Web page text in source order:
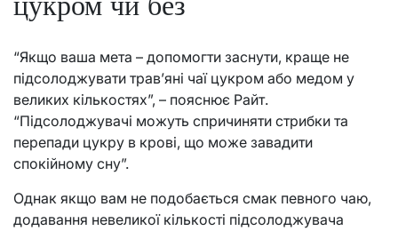
“Якщо ваша мета – допомогти заснути, краще не
підсолоджувати трав’яні чаї цукром або медом у
великих кількостях”, – пояснює Райт.
“Підсолоджувачі можуть спричиняти стрибки та
перепади цукру в крові, що може завадити
спокійному сну”.
Однак якщо вам не подобається смак певного чаю,
додавання невеликої кількості підсолоджувача